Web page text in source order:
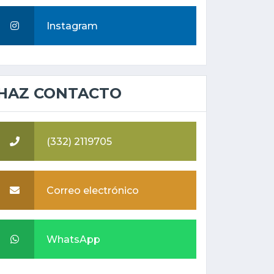
Instagram
CONTACTO
(332) 2119705
Correo electrónico
WhatsApp